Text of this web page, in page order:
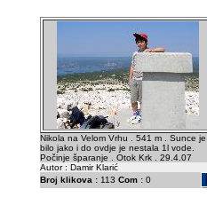
Nikola na Velom Vrhu . 541 m . Sunce je
bilo jako i do ovdje je nestala 1l vode.
Počinje šparanje . Otok Krk . 29.4.07
Autor : Damir Klarić
Broj klikova :113 Com :0